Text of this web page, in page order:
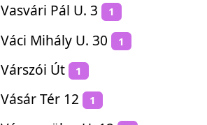
Vasvári Pál U. 3 1
Váci Mihály U. 30 1
Várszói Út 1
Vásár Tér 12 1